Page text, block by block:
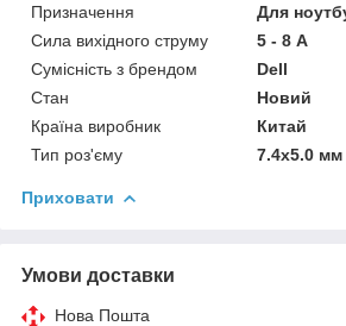
Призначення
Для
Сила вихідного струму
5 - 8 А
Сумісність з брендом
Dell
Стан
Новий
Країна виробник
Китай
Тип роз'єму
7.4x5.0 мм
Приховати
Умови доставки
Нова Пошта